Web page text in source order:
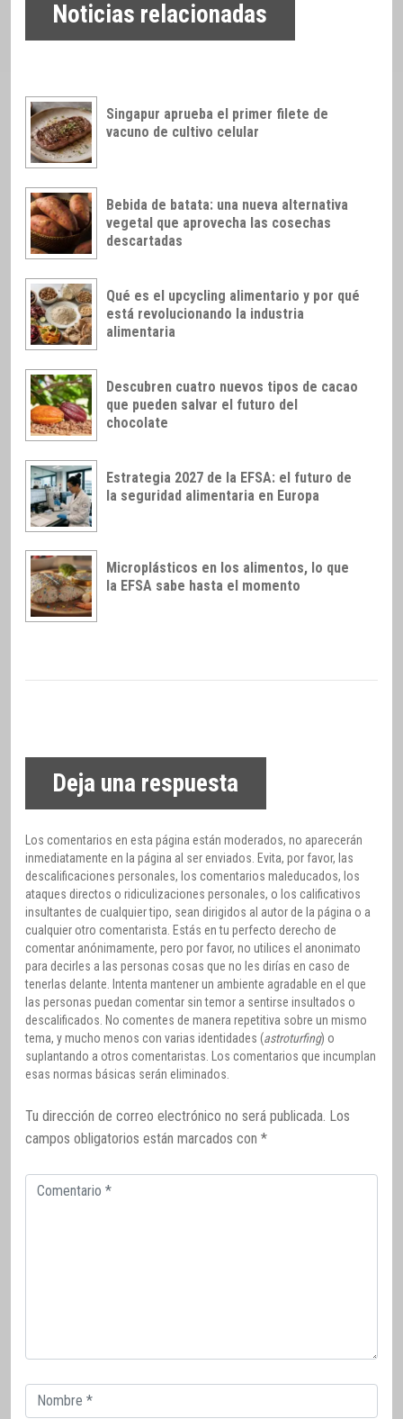
Noticias relacionadas
Singapur aprueba el primer filete de
vacuno de cultivo celular
Bebida de batata: una nueva alternativa
vegetal que aprovecha las cosechas
descartadas
Qué es el upcycling alimentario y por qué
está revolucionando la industria
alimentaria
Descubren cuatro nuevos tipos de cacao
que pueden salvar el futuro del
chocolate
Estrategia 2027 de la EFSA: el futuro de
la seguridad alimentaria en Europa
Microplásticos en los alimentos, lo que
la EFSA sabe hasta el momento
Deja una respuesta
Los comentarios en esta página están moderados, no aparecerán
inmediatamente en la página al ser enviados. Evita, por favor, las
descalificaciones personales, los comentarios maleducados, los
ataques directos o ridiculizaciones personales, o los calificativos
insultantes de cualquier tipo, sean dirigidos al autor de la página o a
cualquier otro comentarista. Estás en tu perfecto derecho de
comentar anónimamente, pero por favor, no utilices el anonimato
para decirles a las personas cosas que no les dirías en caso de
tenerlas delante. Intenta mantener un ambiente agradable en el que
las personas puedan comentar sin temor a sentirse insultados o
descalificados. No comentes de manera repetitiva sobre un mismo
tema, y mucho menos con varias identidades (astroturfing) o
suplantando a otros comentaristas. Los comentarios que incumplan
esas normas básicas serán eliminados.
Tu dirección de correo electrónico no será publicada. Los
campos obligatorios están marcados con *
Comentario
Correo